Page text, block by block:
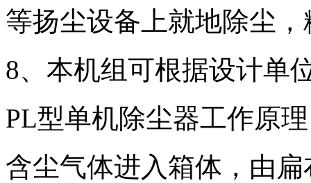
等扬尘设备上就地除尘
8、本机组可根据设计单
PL型单机除尘器工作原
含尘气体进入箱体，由